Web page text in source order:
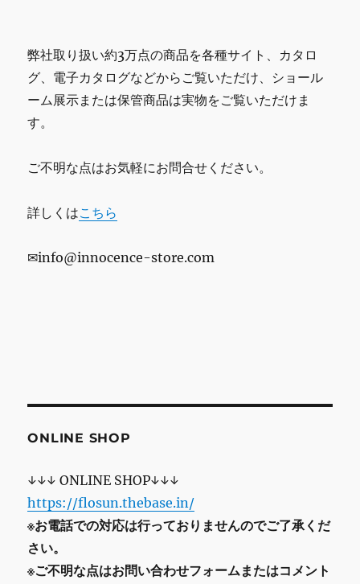
弊社取り扱い約3万点の商品を各種サイト、カタロ
グ、電子カタログなどからご覧いただけ、ショール
ーム展示または保管商品は実物をご覧いただけま
す。
ご不明な点はお気軽にお問合せください。
詳しくはこちら
✉info@innocence-store.com
ONLINE SHOP
↓↓↓ ONLINE SHOP↓↓↓
https://flosun.thebase.in/
※お電話での対応は行っておりませんのでご了承くだ
さい。
※ご不明な点はお問い合わせフォームまたはコメント